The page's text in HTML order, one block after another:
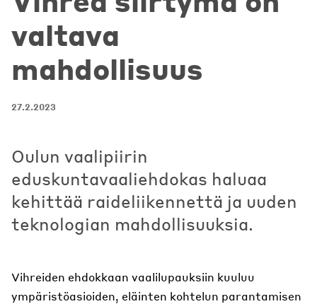
valtava
mahdollisuus
27.2.2023
Oulun vaalipiirin
eduskuntavaaliehdokas haluaa
kehittää raideliikennettä ja uuden
teknologian mahdollisuuksia.
Vihreiden ehdokkaan vaalilupauksiin kuuluu
ympäristöasioiden, eläinten kohtelun parantamisen